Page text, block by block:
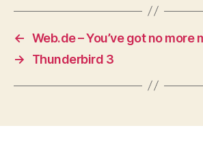
← Web.de – You’ve got no more
→
Thunderbird 3